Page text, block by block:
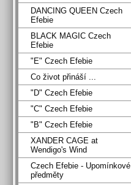
DANCING QUEEN Czech
Efebie
BLACK MAGIC Czech
Efebie
"E" Czech Efebie
Co život přináší ...
"D" Czech Efebie
"C" Czech Efebie
"B" Czech Efebie
XANDER CAGE at
Wendigo's Wind
Czech Efebie - Upomínkové
předměty